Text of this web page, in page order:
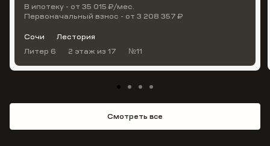
В ипотеку - от 35 015 ₽/мес.
Первоначальный взнос - от 3 208 357 ₽
Сочи
Лестория
Литер 6
2 этаж из 17 №11
Смотреть все